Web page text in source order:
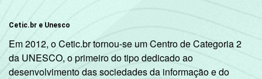
Cetic.br e Unesco
Em 2012, o Cetic.br tornou-se um Centro de Categoria 2
da UNESCO, o primeiro do tipo dedicado ao
desenvolvimento das sociedades da informação e do